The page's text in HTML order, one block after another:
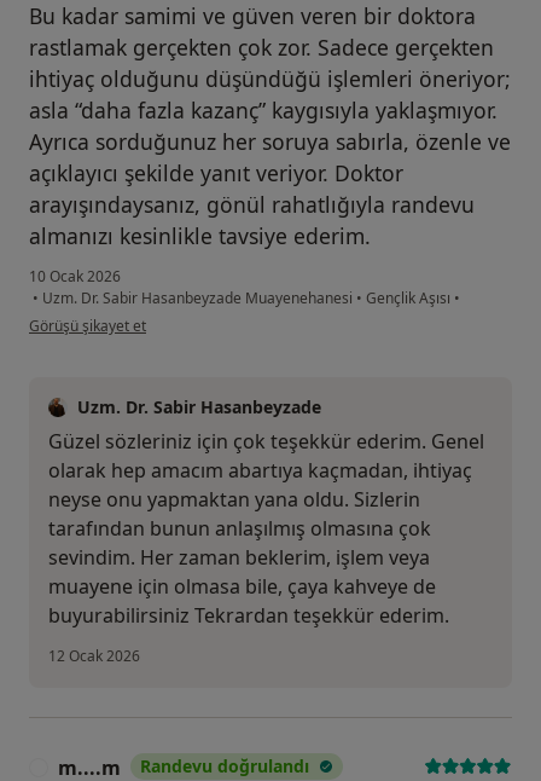
Bu kadar samimi ve güven veren bir doktora
rastlamak gerçekten çok zor. Sadece gerçekten
ihtiyaç olduğunu düşündüğü işlemleri öneriyor;
asla “daha fazla kazanç” kaygısıyla yaklaşmıyor.
Ayrıca sorduğunuz her soruya sabırla, özenle ve
açıklayıcı şekilde yanıt veriyor. Doktor
arayışındaysanız, gönül rahatlığıyla randevu
almanızı kesinlikle tavsiye ederim.
10 Ocak 2026
• Uzm. Dr. Sabir Hasanbeyzade Muayenehanesi • Gençlik Aşısı •
kullanıcının görüşüne göre p....k
Görüşü şikayet et
Uzm. Dr. Sabir Hasanbeyzade
Güzel sözleriniz için çok teşekkür ederim. Genel
olarak hep amacım abartıya kaçmadan, ihtiyaç
neyse onu yapmaktan yana oldu. Sizlerin
tarafından bunun anlaşılmış olmasına çok
sevindim. Her zaman beklerim, işlem veya
muayene için olmasa bile, çaya kahveye de
buyurabilirsiniz Tekrardan teşekkür ederim.
12 Ocak 2026
m....m Randevu doğrulandı